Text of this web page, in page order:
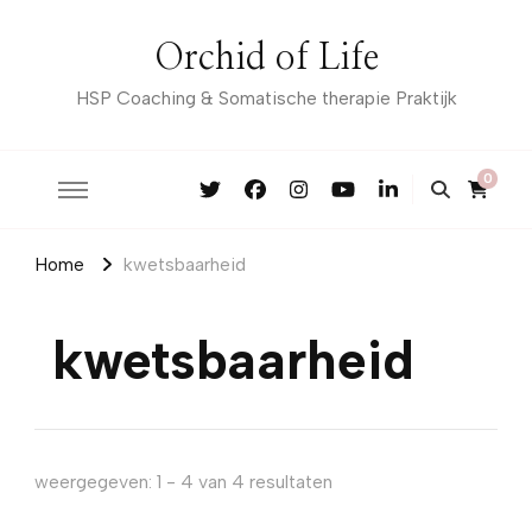
Orchid of Life
HSP Coaching & Somatische therapie Praktijk
0
Home kwetsbaarheid
kwetsbaarheid
weergegeven: 1 - 4 van 4 resultaten